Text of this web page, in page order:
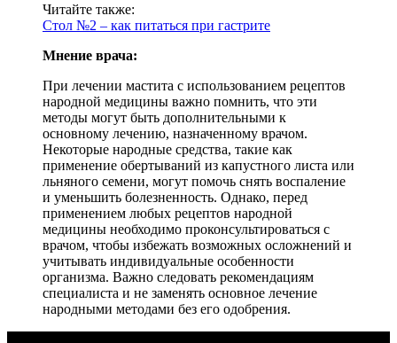
Читайте также:
Стол №2 – как питаться при гастрите
Мнение врача:
При лечении мастита с использованием рецептов
народной медицины важно помнить, что эти
методы могут быть дополнительными к
основному лечению, назначенному врачом.
Некоторые народные средства, такие как
применение обертываний из капустного листа или
льняного семени, могут помочь снять воспаление
и уменьшить болезненность. Однако, перед
применением любых рецептов народной
медицины необходимо проконсультироваться с
врачом, чтобы избежать возможных осложнений и
учитывать индивидуальные особенности
организма. Важно следовать рекомендациям
специалиста и не заменять основное лечение
народными методами без его одобрения.